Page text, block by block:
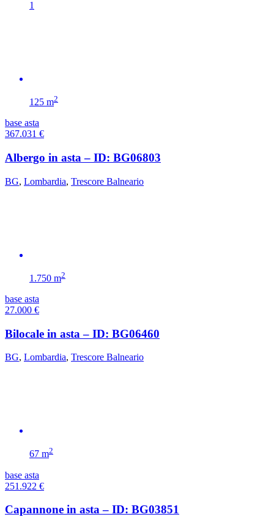
1
125 m2
base asta
367.031 €
Albergo in asta – ID: BG06803
BG, Lombardia, Trescore Balneario
1.750 m2
base asta
27.000 €
Bilocale in asta – ID: BG06460
BG, Lombardia, Trescore Balneario
67 m2
base asta
251.922 €
Capannone in asta – ID: BG03851